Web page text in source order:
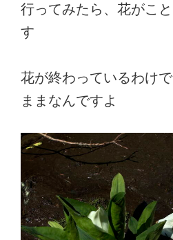
行ってみたら、花がこ
す
花が終わっているわけ
ままなんですよ